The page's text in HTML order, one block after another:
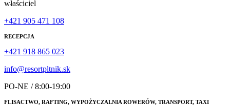
właściciel
+421 905 471 108
RECEPCJA
+421 918 865 023
info@resortpltnik.sk
PO-NE / 8:00-19:00
FLISACTWO, RAFTING, WYPOŻYCZALNIA ROWERÓW, TRANSPORT, TAXI